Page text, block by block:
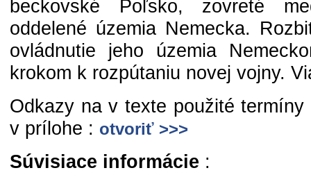
beckovské Poľsko, zovreté
oddelené územia Nemecka.
ovládnutie jeho územia
krokom k rozpútaniu novej vojny.
Odkazy na v texte použité
v prílohe : otvoriť >>>
Súvisiace informácie :